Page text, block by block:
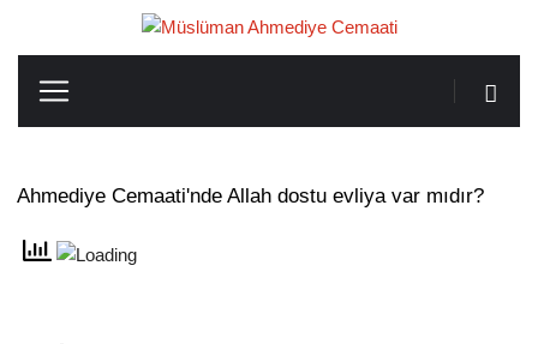
Ahmediye Cemaati'nde Allah dostu evliya var mıdır?